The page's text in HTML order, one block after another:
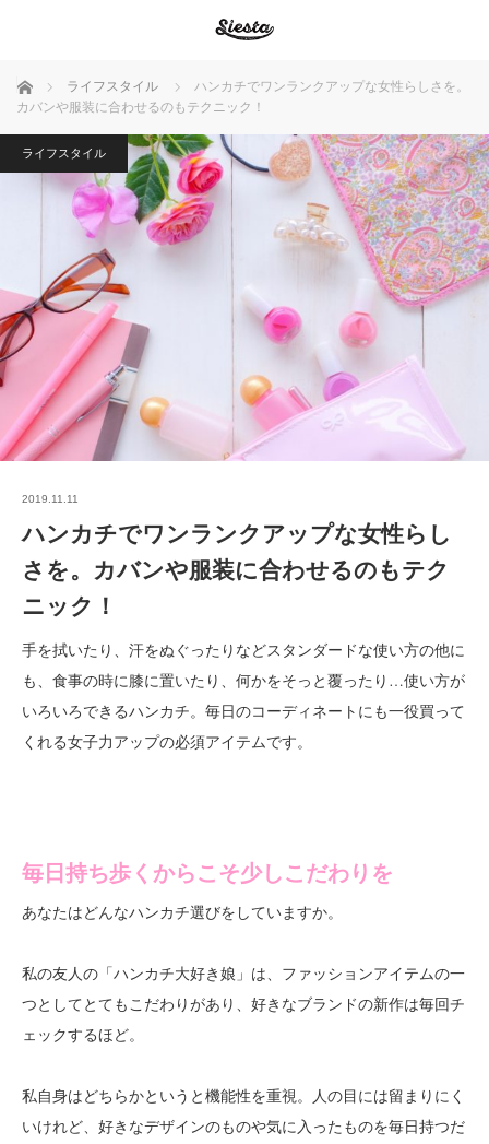
ホーム ライフスタイル
ハンカチでワンランクアップな女性らしさを。
カバンや服装に合わせるのもテクニック！
ライフスタイル
2019.11.11
ハンカチでワンランクアップな女性らし
さを。カバンや服装に合わせるのもテク
ニック！
手を拭いたり、汗をぬぐったりなどスタンダードな使い方の他に
も、食事の時に膝に置いたり、何かをそっと覆ったり…使い方が
いろいろできるハンカチ。毎日のコーディネートにも一役買って
くれる女子力アップの必須アイテムです。
毎日持ち歩くからこそ少しこだわりを
あなたはどんなハンカチ選びをしていますか。
私の友人の「ハンカチ大好き娘」は、ファッションアイテムの一
つとしてとてもこだわりがあり、好きなブランドの新作は毎回チ
ェックするほど。
私自身はどちらかというと機能性を重視。人の目には留まりにく
いけれど、好きなデザインのものや気に入ったものを毎日持つだ